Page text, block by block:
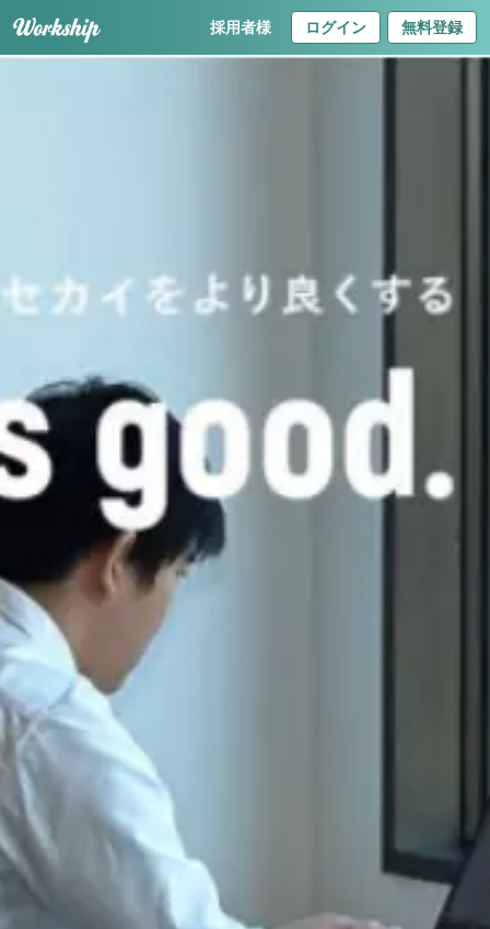
採用者様 ログイン 無料登録